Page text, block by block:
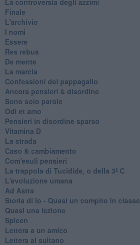
Finale
L'archivio
I nomi
Essere
Res rebus
De mente
La marcia
Confessioni del pappagallo
Ancora pensieri & disordine
Sono solo parole
Odi et amo
Pensieri in disordine sparso
Vitamina D
La strada
Caso & cambiamento
Com'esuli pensieri
La trappola di Tucidide, o della 3ª C
L'evoluzione umana
Ad Astra
Storia di io - Quasi un compito in classe
Quasi una lezione
Spleen
Lettera a un amico
Lettera al sultano